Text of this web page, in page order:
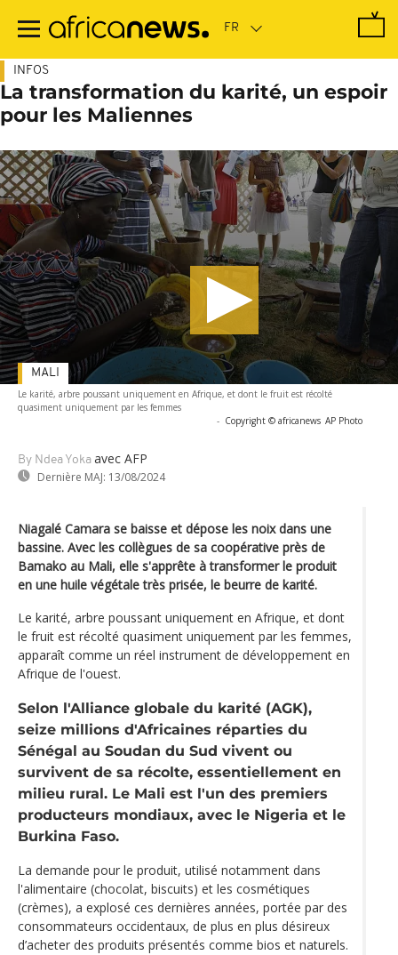
contenu
INFOS
La transformation du karité, un espoir
pour les Maliennes
Le karité, arbre poussant uniquement en Afrique, et dont le fruit est récolté
quasiment uniquement par les femmes
- Copyright © africanews AP Photo
By Ndea Yoka avec AFP
Dernière MAJ: 13/08/2024
MALI
Niagalé Camara se baisse et dépose les noix dans une
bassine. Avec les collègues de sa coopérative près de
Bamako au Mali, elle s'apprête à transformer le produit
en une huile végétale très prisée, le beurre de karité.
Le karité, arbre poussant uniquement en Afrique, et dont
le fruit est récolté quasiment uniquement par les femmes,
apparaît comme un réel instrument de développement en
Afrique de l'ouest.
Selon l'Alliance globale du karité (AGK),
seize millions d'Africaines réparties du
Sénégal au Soudan du Sud vivent ou
survivent de sa récolte, essentiellement en
milieu rural. Le Mali est l'un des premiers
producteurs mondiaux, avec le Nigeria et le
Burkina Faso.
La demande pour le produit, utilisé notamment dans
l'alimentaire (chocolat, biscuits) et les cosmétiques
(crèmes), a explosé ces dernières années, portée par des
consommateurs occidentaux, de plus en plus désireux
d’acheter des produits présentés comme bios et naturels.